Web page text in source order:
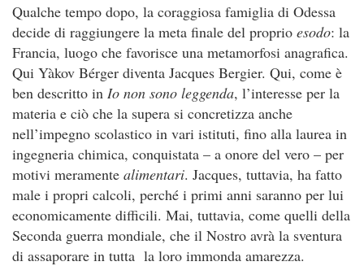
Qualche tempo dopo, la coraggiosa famiglia di Odessa
decide di raggiungere la meta finale del proprio esodo: la
Francia, luogo che favorisce una metamorfosi anagrafica.
Qui Yàkov Bérger diventa Jacques Bergier. Qui, come è
ben descritto in Io non sono leggenda, l’interesse per la
materia e ciò che la supera si concretizza anche
nell’impegno scolastico in vari istituti, fino alla laurea in
ingegneria chimica, conquistata – a onore del vero – per
motivi meramente alimentari. Jacques, tuttavia, ha fatto
male i propri calcoli, perché i primi anni saranno per lui
economicamente difficili. Mai, tuttavia, come quelli della
Seconda guerra mondiale, che il Nostro avrà la sventura
di assaporare in tutta la loro immonda amarezza.